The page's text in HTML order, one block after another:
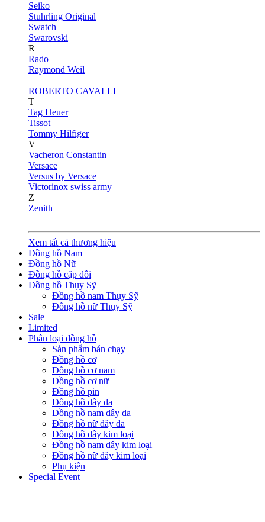
Seiko
Stuhrling Original
Swatch
Swarovski
R
Rado
Raymond Weil
ROBERTO CAVALLI
T
Tag Heuer
Tissot
Tommy Hilfiger
V
Vacheron Constantin
Versace
Versus by Versace
Victorinox swiss army
Z
Zenith
Xem tất cả thương hiệu
Đồng hồ Nam
Đồng hồ Nữ
Đồng hồ cặp đôi
Đồng hồ Thụy Sỹ
Đồng hồ nam Thụy Sỹ
Đồng hồ nữ Thụy Sỹ
Sale
Limited
Phân loại đồng hồ
Sản phẩm bán chạy
Đồng hồ cơ
Đồng hồ cơ nam
Đồng hồ cơ nữ
Đồng hồ pin
Đồng hồ dây da
Đồng hồ nam dây da
Đồng hồ nữ dây da
Đồng hồ dây kim loại
Đồng hồ nam dây kim loại
Đồng hồ nữ dây kim loại
Phụ kiện
Special Event